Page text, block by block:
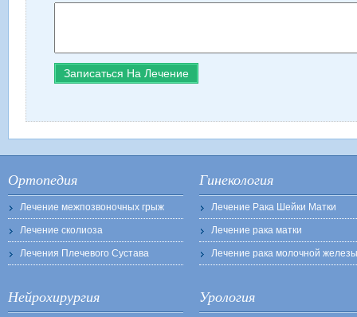
Ортопедия
Лечение межпозвоночных грыж
Лечение сколиоза
Лечения Плечевого Сустава
Нейрохирургия
Гинекология
Лечение Рака Шейки Матки
Лечение рака матки
Лечение рака молочной железы
Урология